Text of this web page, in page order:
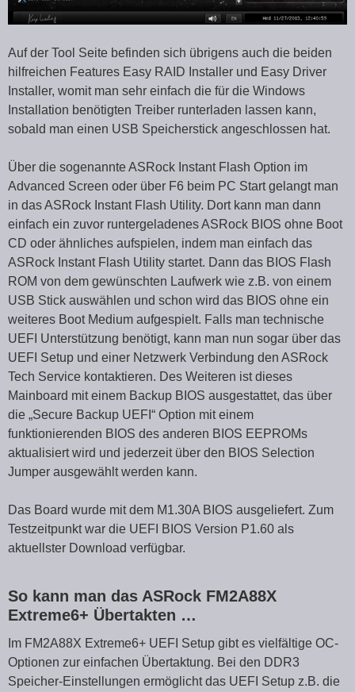
Auf der Tool Seite befinden sich übrigens auch die beiden
hilfreichen Features Easy RAID Installer und Easy Driver
Installer, womit man sehr einfach die für die Windows
Installation benötigten Treiber runterladen lassen kann,
sobald man einen USB Speicherstick angeschlossen hat.
Über die sogenannte ASRock Instant Flash Option im
Advanced Screen oder über F6 beim PC Start gelangt man
in das ASRock Instant Flash Utility. Dort kann man dann
einfach ein zuvor runtergeladenes ASRock BIOS ohne Boot
CD oder ähnliches aufspielen, indem man einfach das
ASRock Instant Flash Utility startet. Dann das BIOS Flash
ROM von dem gewünschten Laufwerk wie z.B. von einem
USB Stick auswählen und schon wird das BIOS ohne ein
weiteres Boot Medium aufgespielt. Falls man technische
UEFI Unterstützung benötigt, kann man nun sogar über das
UEFI Setup und einer Netzwerk Verbindung den ASRock
Tech Service kontaktieren. Des Weiteren ist dieses
Mainboard mit einem Backup BIOS ausgestattet, das über
die „Secure Backup UEFI“ Option mit einem
funktionierenden BIOS des anderen BIOS EEPROMs
aktualisiert wird und jederzeit über den BIOS Selection
Jumper ausgewählt werden kann.
Das Board wurde mit dem M1.30A BIOS ausgeliefert. Zum
Testzeitpunkt war die UEFI BIOS Version P1.60 als
aktuellster Download verfügbar.
So kann man das ASRock FM2A88X
Extreme6+ Übertakten …
Im FM2A88X Extreme6+ UEFI Setup gibt es vielfältige OC-
Optionen zur einfachen Übertaktung. Bei den DDR3
Speicher-Einstellungen ermöglicht das UEFI Setup z.B. die